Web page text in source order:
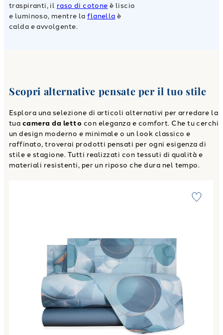
traspiranti, il raso di cotone è liscio
e luminoso, mentre laflanella è
calda e avvolgente.
Scopri alternative pensate per il tuo stile
Esplora una selezione di articoli alternativi per arredare la
tua camera da letto con eleganza e comfort. Che tu cerchi
un design moderno e minimale o un look classico e
raffinato, troverai prodotti pensati per ogni esigenza di
stile e stagione. Tutti realizzati con tessuti di qualità e
materiali resistenti, per un riposo che dura nel tempo.